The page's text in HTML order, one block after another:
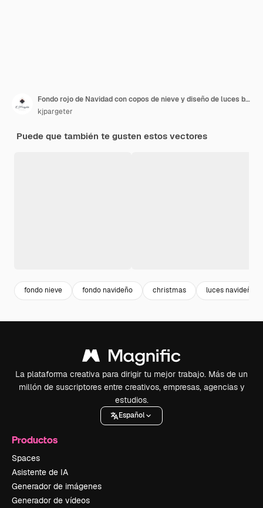
Fondo rojo de Navidad con copos de nieve y diseño de luces bokeh
kjpargeter
Puede que también te gusten estos vectores
fondo nieve fondo navideño christmas luces navideñas
La plataforma creativa para dirigir tu mejor trabajo. Más de un
millón de suscriptores entre creativos, empresas, agencias y
estudios.
Español
Productos
Spaces
Asistente de IA
Generador de imágenes
Generador de vídeos